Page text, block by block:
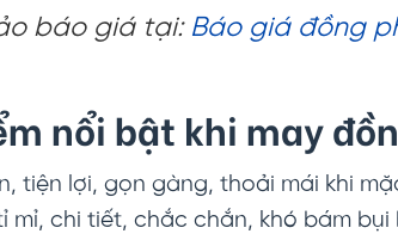
báo giá tại: Báo giá đồng
nổi bật khi may
tiện lợi, gọn gàng, thoải mái khi
mỉ, chi tiết, chắc chắn, khó bám bụi